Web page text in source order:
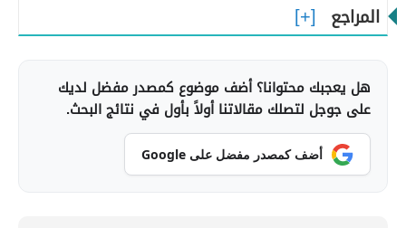
المراجع
هل يعجبك محتوانا؟ أضف موضوع كمصدر مفضل لديك
على جوجل لتصلك مقالاتنا أولاً بأول في نتائج البحث.
أضف كمصدر مفضل على Google